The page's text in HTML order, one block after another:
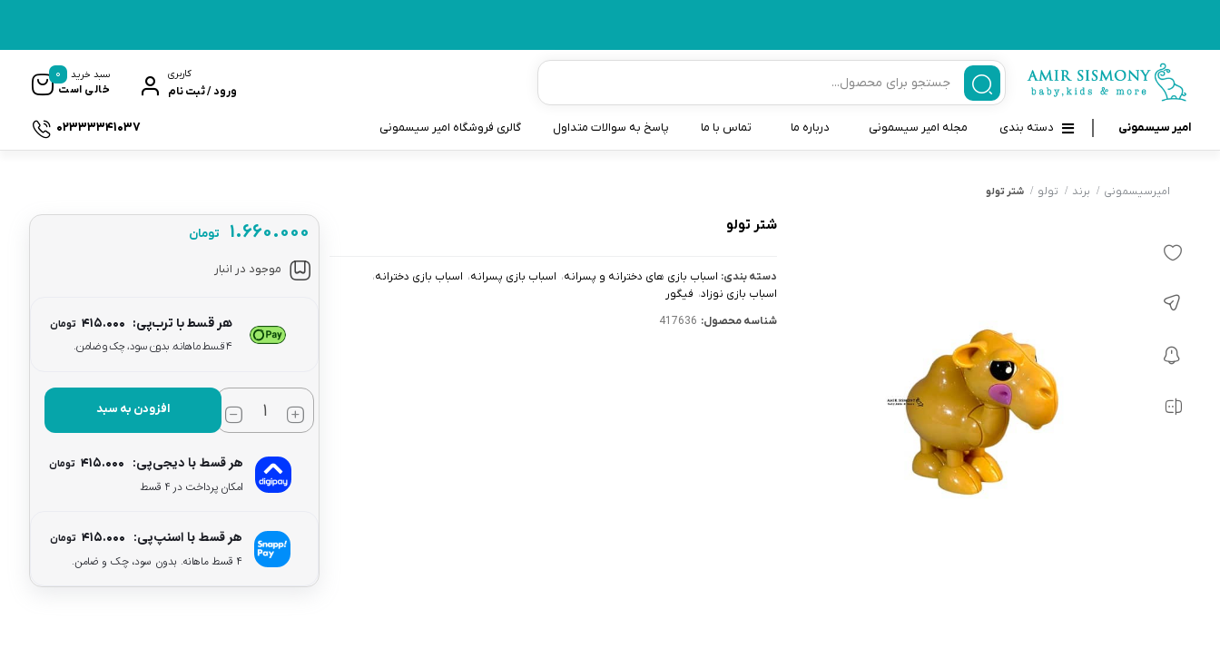
کاربری
ورود / ثبت نام
سبد خرید
خالی است
0
امیر سیسمونی دسته بندی
مسواک و خمیر دندان کودک
تب سنج نوزاد و کودک
رابط و پد سینه
دستگاه بخور سرد کودک
لوازم حمام نوزاد
لوازم اتاق نوزاد و کودک
اسباب بازی دخترانه و پسرانه
مجله امیر سیسمونی درباره ما تماس با ما پاسخ به سوالات متداول گالری فروشگاه امیر سیسمونی 02333341037
امیرسیسمونی برند تولو شتر تولو
شتر تولو
دسته بندی: اسباب بازی های دخترانه و پسرانه اسباب بازی پسرانه
اسباب بازی دخترانه
اسباب بازی نوزاد فیگور
شناسه محصول: 417636
۱.۶۶۰.۰۰۰ تومان
موجود در انبار
هر قسط با ترب‌پی: ۴۱۵.۰۰۰ تومان
۴ قسط ماهانه. بدون سود، چک و ضامن.
افزودن به سبد
هر قسط با دیجی‌پی: ۴۱۵.۰۰۰ تومان
امکان پرداخت در 4 قسط
هر قسط با اسنپ‌پی: ۴۱۵.۰۰۰ تومان
۴ قسط ماهانه. بدون سود، چک و ضامن.